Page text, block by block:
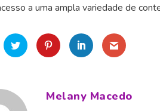
a uma ampla variedade de
Melany Macedo